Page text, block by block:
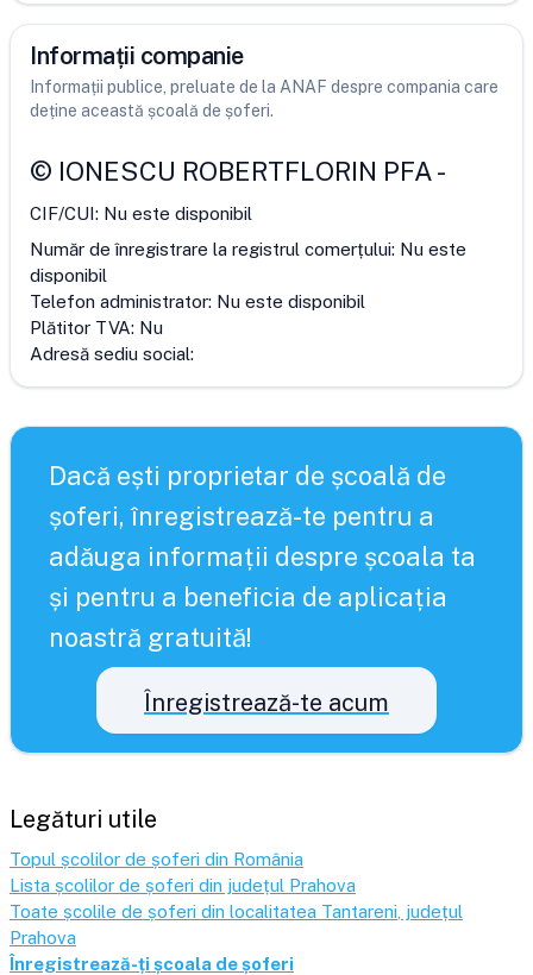
Informații companie
Informații publice, preluate de la ANAF despre compania care
deține această școală de șoferi.
© IONESCU ROBERTFLORIN PFA-
CIF/CUI: Nu este disponibil
Număr de înregistrare la registrul comerțului: Nu este
disponibil
Telefon administrator: Nu este disponibil
Plătitor TVA: Nu
Adresă sediu social:
Dacă ești proprietar de școală de
șoferi, înregistrează-te pentru a
adăuga informații despre școala ta
și pentru a beneficia de aplicația
noastră gratuită!
Înregistrează-te acum
Legături utile
Topul școlilor de șoferi din România
Lista școlilor de șoferi din județul Prahova
Toate școlile de șoferi din localitatea Tantareni , județul
Prahova
Înregistrează-ți școala de șoferi